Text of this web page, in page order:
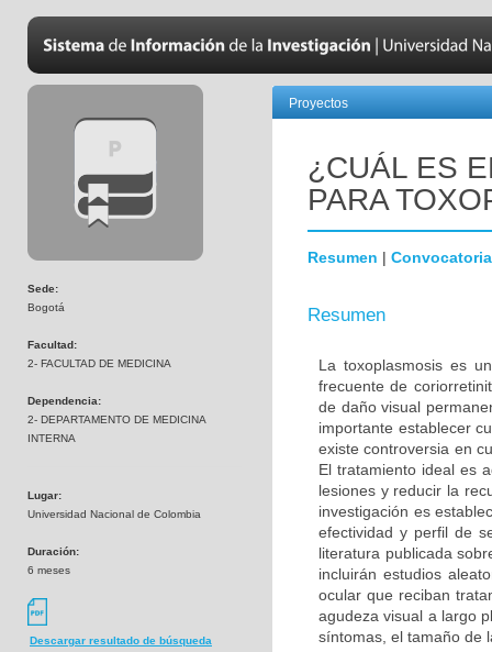
Sede:
Bogotá
Facultad:
2- FACULTAD DE MEDICINA
Dependencia:
2- DEPARTAMENTO DE MEDICINA
INTERNA
Lugar:
Universidad Nacional de Colombia
Duración:
6 meses
Descargar resultado de búsqueda
Proyectos
¿CUÁL ES
PARA
Resumen | Convocatoria
Resumen
La toxoplasmosis es
frecuente de
de daño visual
importante establecer
existe controversia en
El tratamiento ideal es
lesiones y reducir la
investigación es
efectividad y perfil de
literatura publicada
incluirán estudios
ocular que reciban
agudeza visual a largo
síntomas, el tamaño de